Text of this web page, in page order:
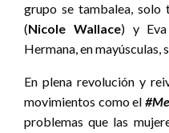
grupo se tambalea, solo
(Nicole Wallace) y
Hermana, en mayúsculas,
En plena revolución y
movimientos como el
problemas que las